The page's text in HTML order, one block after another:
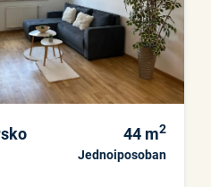
44 m2
Jednoiposoban